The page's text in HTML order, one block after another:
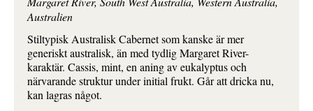
Australien
Stiltypisk Australisk Cabernet som kanske är mer
generiskt australisk, än med tydlig Margaret River-
karaktär. Cassis, mint, en aning av eukalyptus och
närvarande struktur under initial frukt. Går att dricka nu,
kan lagras något.